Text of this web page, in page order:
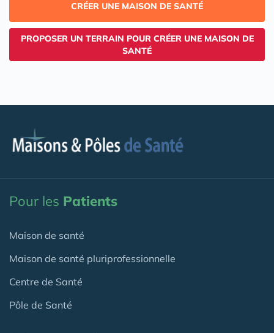
CRÉER UNE MAISON DE SANTÉ
PROPOSER UN TERRAIN POUR CRÉER UNE MAISON DE
SANTÉ
Pour les Patients
Maison de santé
Maison de santé pluriprofessionnelle
Centre de Santé
Pôle de Santé